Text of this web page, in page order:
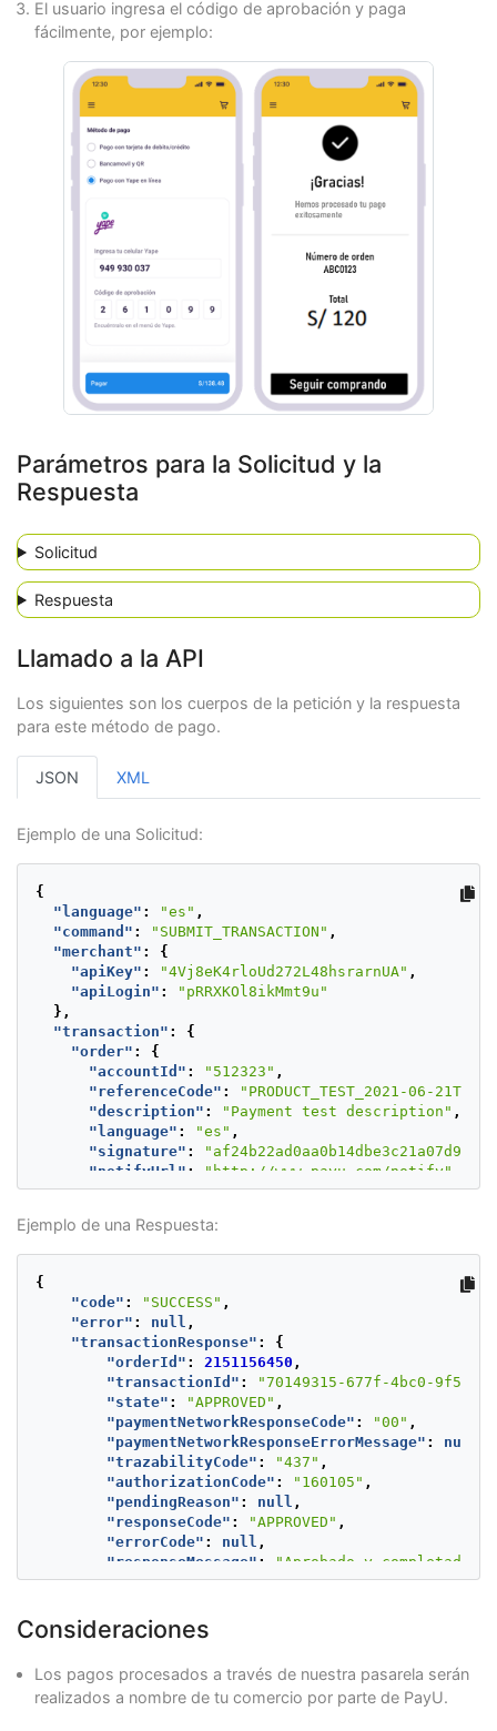
El usuario ingresa el código de aprobación y paga
fácilmente, por ejemplo:
Parámetros para la Solicitud y la
Respuesta
Solicitud
Respuesta
Llamado a la API
Los siguientes son los cuerpos de la petición y la respuesta
para este método de pago.
JSON XML
Ejemplo de una Solicitud:
{
"language" : "es" ,
"command" : "SUBMIT_TRANSACTION" ,
"merchant" :
{
"apiKey" : "4Vj8eK4rloUd272L48hsrarnUA" ,
"apiLogin" :
"pRRXKOl8ikMmt9u"
},
"transaction" :
{
"order" :
{
"accountId" : "512323" ,
"referenceCode" :
"PRODUCT_TEST_2021-06-
"description" : "Payment test description" ,
"language" : "es" ,
"signature" :
"notifyUrl" : "http://www.payu.com/notify"
"additionalValues": {
"value": 100
"currency": "PEN"
"buyer" :
{
"merchantBuyerId"
"fullName":
"First name and second buyer
"emailAddress": "buyer_test@test.com"
"contactPhone"
"7563126",
"dniNumber": "123456789"
"shippingAddress":
{
"street1":
"Av. Isabel La Católica 103-
"street2": "5555487" ,
"city": "Lima",
"state": "Lima y Callao"
"country": "PE" ,
"postalCode": "000000"
"shippingAddress"
"street2": "5555487",
: "Lima"
"Lima y Callao"
Ejemplo de una Respuesta:
{
"code" : "SUCCESS" ,
"error" : null ,
"transactionResponse" :
{
"orderId" : 2151156450 ,
"transactionId" :
"70149315-677f-4bc0-9f59-
"state" : "APPROVED" ,
"paymentNetworkResponseCode" : "00" ,
"paymentNetworkResponseErrorMessage" : null
"trazabilityCode" : "437" ,
"authorizationCode" : "160105" ,
"pendingReason" : null ,
"responseCode" : "APPROVED" ,
"errorCode" : null ,
"responseMessage" :
"Aprobado y completado
"transactionDate": null,
"operationDate"
"referenceQuestionnaire"
"additionalInfo" : null
}
Consideraciones
Los pagos procesados a través de nuestra pasarela serán
realizados a nombre de tu comercio por parte de PayU.